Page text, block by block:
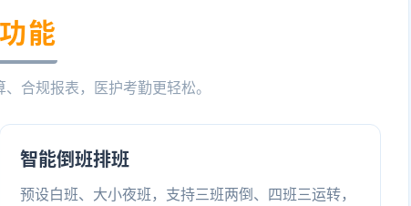
能
合规报表，医护考勤更轻松。
智能倒班排班
预设白班、大小夜班，支持三班两倒、四班三运转，